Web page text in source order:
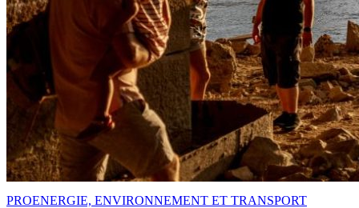
PROENERGIE, ENVIRONNEMENT ET TRANSPORT